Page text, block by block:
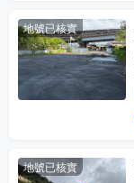
地號已核實
地號已核實